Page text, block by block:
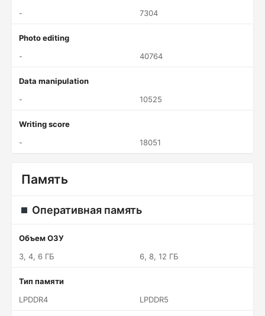
-
7304
Photo editing
-
40764
Data manipulation
-
10525
Writing score
-
18051
Память
Оперативная память
Объем ОЗУ
3, 4, 6 ГБ
6, 8, 12 ГБ
Тип памяти
LPDDR4
LPDDR5